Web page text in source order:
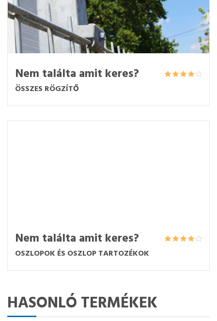
Nem találta amit keres?
ÖSSZES RÖGZÍTŐ
Nem találta amit keres?
OSZLOPOK ÉS OSZLOP TARTOZÉKOK
HASONLÓ TERMÉKEK